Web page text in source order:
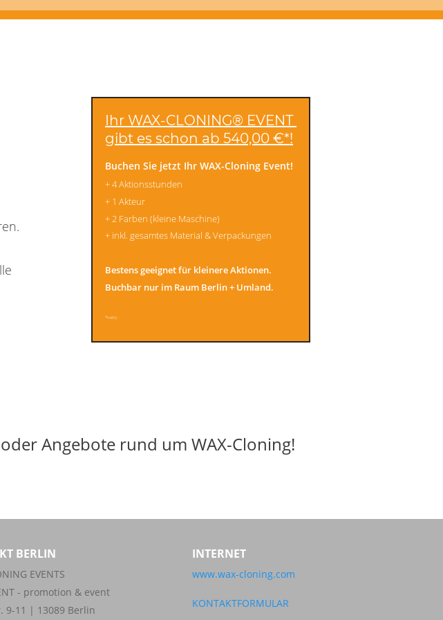
Ihr WAX-CLONING® EVENT
gibt es schon ab 540,00 €*!
Buchen Sie jetzt Ihr WAX-Cloning Event!
+ 4 Aktionsstunden
+ 1 Akteur
+ 2 Farben (kleine Maschine)
+ inkl. gesamtes Material & Verpackungen
Bestens geeignet für kleinere Aktionen.
Buchbar nur im Raum Berlin + Umland.
*netto
BERLIN
EVENTS
- promotion & event
9-11 | 13089 Berlin
INTERNET
www.wax-cloning.com
KONTAKTFORMULAR
Angebote rund um WAX-Cloning!